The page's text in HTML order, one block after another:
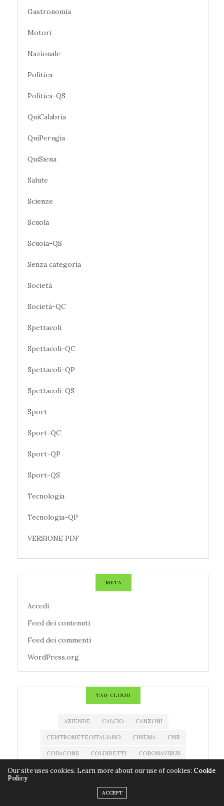
Gastronomia
Motori
Nazionale
Politica
Politica-QS
QuiCalabria
QuiPerugia
QuiSiena
Salute
Scienze
Scuola
Scuola-QS
Senza categoria
Società
Società-QC
Spettacoli
Spettacoli-QC
Spettacoli-QP
Spettacoli-QS
Sport
Sport-QC
Sport-QP
Sport-QS
Tecnologia
Tecnologia-QP
VERSIONE PDF
META
Accedi
Feed dei contenuti
Feed dei commenti
WordPress.org
TAG CLOUD
AZIENDE CALCIO CANZONI
CENTROMETEOITALIANO CINEMA CNR
CODACONS COLDIRETTI CORONAVIRUS
COVID-19 EDITORIA ESTRAZIONE MILLIONDAY
ESTRAZIONE SUPERENALOTTO
Our site uses cookies. Learn more about our use of cookies: Cookie
Policy
ACCEPT